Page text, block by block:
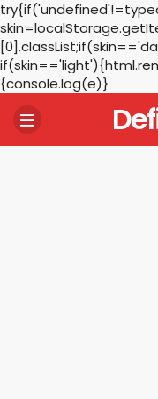
{console.log(e)}